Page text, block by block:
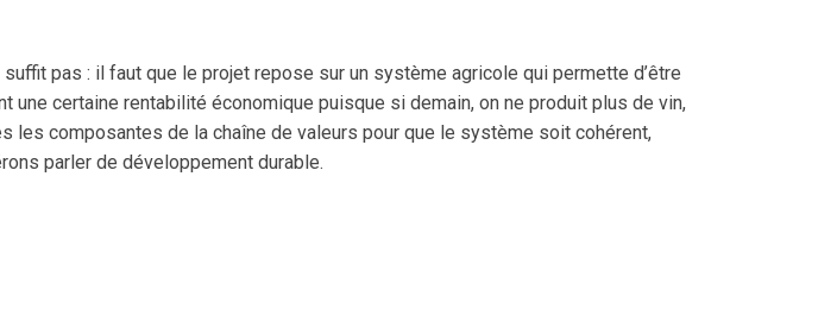
pas : il faut que le projet repose sur un système agricole qui permette d’être
certaine rentabilité économique puisque si demain, on ne produit plus de vin,
les composantes de la chaîne de valeurs pour que le système soit cohérent,
parler de développement durable.